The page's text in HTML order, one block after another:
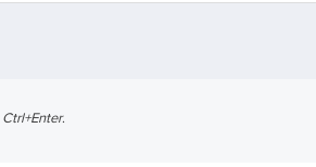
Ctrl+Enter.